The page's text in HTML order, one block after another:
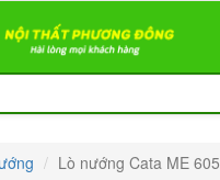
Lò nướng Cata ME 605